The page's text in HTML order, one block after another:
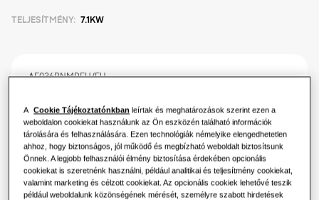
Mi az a légkondicionáló és hogyan
KERESKEDELMI MEGOLDÁSOK
Szállodák
Kiskereskedelem
Hőszivattyú megoldások
Légkondicionálási megoldások
Vezérlések
Termékek
Hero termékek
TELJESÍTMÉNY: 7.1KW
egység
AE036BNMPEH/EU
Elérhető teljesítmény
7.1KW 9.0KW
A Cookie Tájékoztatónkban leírtak és meghatározások szerint ezen a
weboldalon cookiekat használunk az Ön eszközén található információk
tárolására és felhasználására. Ezen technológiák némelyike elengedhetetlen
ahhoz, hogy biztonságos, jól működő és megbízható weboldalt biztosítsunk
Önnek. A legjobb felhasználói élmény biztosítása érdekében opcionális
cookiekat is szeretnénk használni, például analitikai és teljesítmény cookiekat,
valamint marketing és célzott cookiekat. Az opcionális cookiek lehetővé teszik
például weboldalunk közönségének mérését, személyre szabott hirdetések